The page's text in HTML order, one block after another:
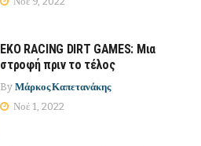
EKO RACING DIRT GAMES: Μια
στροφή πριν το τέλος
By Μάρκος Καπετανάκης
Νοέ 1, 2022